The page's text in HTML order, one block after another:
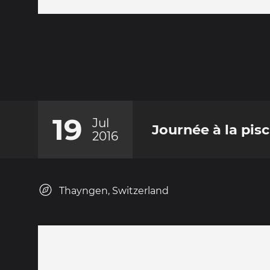
19
Jul
2016
Journée à la
Thayngen, Switzerland